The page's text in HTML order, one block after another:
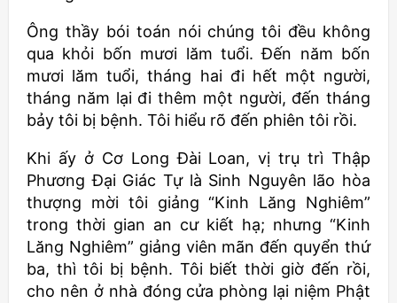
Ông thầy bói toán nói chúng tôi đều không
qua khỏi bốn mươi lăm tuổi. Đến năm bốn
mươi lăm tuổi, tháng hai đi hết một người,
tháng năm lại đi thêm một người, đến tháng
bảy tôi bị bệnh. Tôi hiểu rõ đến phiên tôi rồi.
Khi ấy ở Cơ Long Đài Loan, vị trụ trì Thập
Phương Đại Giác Tự là Sinh Nguyên lão hòa
thượng mời tôi giảng “Kinh Lăng Nghiêm”
trong thời gian an cư kiết hạ; nhưng “Kinh
Lăng Nghiêm” giảng viên mãn đến quyển thứ
ba, thì tôi bị bệnh. Tôi biết thời giờ đến rồi,
cho nên ở nhà đóng cửa phòng lại niệm Phật